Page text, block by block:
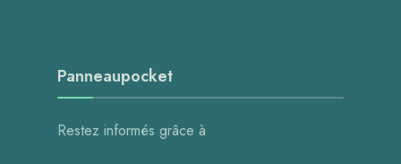
Panneaupocket
Restez informés grâce à